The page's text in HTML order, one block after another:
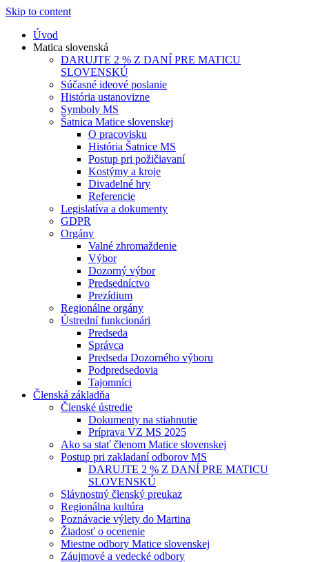
Skip to content
Úvod
Matica slovenská
DARUJTE 2 % Z DANÍ PRE MATICU
SLOVENSKÚ
Súčasné ideové poslanie
História ustanovizne
Symboly MS
Šatnica Matice slovenskej
O pracovisku
História Šatnice MS
Postup pri požičiavaní
Kostýmy a kroje
Divadelné hry
Referencie
Legislatíva a dokumenty
GDPR
Orgány
Valné zhromaždenie
Výbor
Dozorný výbor
Predsedníctvo
Prezídium
Regionálne orgány
Ústrední funkcionári
Predseda
Správca
Predseda Dozorného výboru
Podpredsedovia
Tajomníci
Členská základňa
Členské ústredie
Dokumenty na stiahnutie
Príprava VZ MS 2025
Ako sa stať členom Matice slovenskej
Postup pri zakladaní odborov MS
DARUJTE 2 % Z DANÍ PRE MATICU
SLOVENSKÚ
Slávnostný členský preukaz
Regionálna kultúra
Poznávacie výlety do Martina
Žiadosť o ocenenie
Miestne odbory Matice slovenskej
Záujmové a vedecké odbory